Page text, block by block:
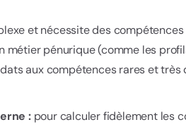
et nécessite des
métier pénurique (comme les
aux compétences rares et très
:pour calculer fidèlement les